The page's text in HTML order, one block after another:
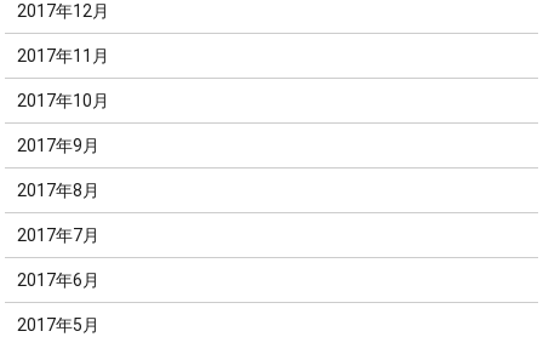
2017年12月
2017年11月
2017年10月
2017年9月
2017年8月
2017年7月
2017年6月
2017年5月